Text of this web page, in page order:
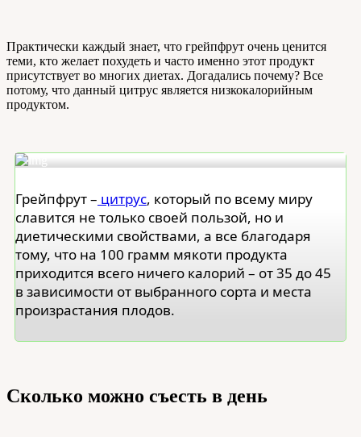
Практически каждый знает, что грейпфрут очень ценится
теми, кто желает похудеть и часто именно этот продукт
присутствует во многих диетах. Догадались почему? Все
потому, что данный цитрус является низкокалорийным
продуктом.
Грейпфрут – цитрус, который по всему миру
славится не только своей пользой, но и
диетическими свойствами, а все благодаря
тому, что на 100 грамм мякоти продукта
приходится всего ничего калорий – от 35 до 45
в зависимости от выбранного сорта и места
произрастания плодов.
Сколько можно съесть в день